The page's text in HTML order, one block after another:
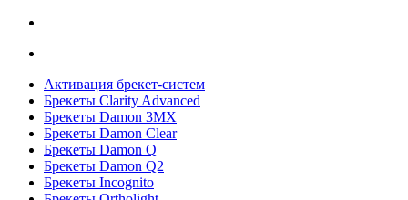
Активация брекет-систем
Брекеты Clarity Advanced
Брекеты Damon 3MX
Брекеты Damon Clear
Брекеты Damon Q
Брекеты Damon Q2
Брекеты Incognito